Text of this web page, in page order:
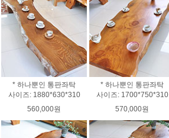
* 하나뿐인 통판좌탁
사이즈: 1880*630*310
560,000원
* 하나뿐인 통판좌탁
사이즈: 1700*750*310
570,000원